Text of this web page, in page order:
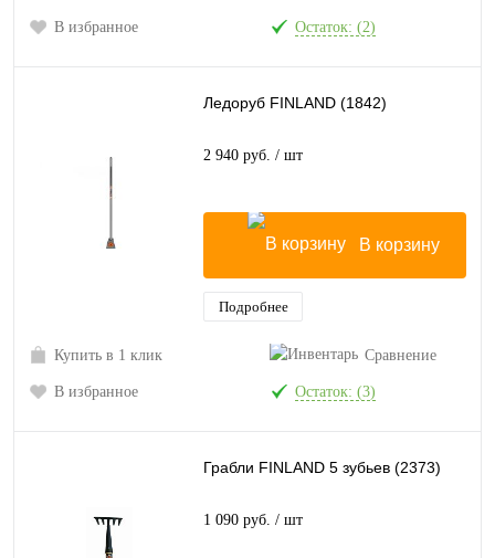
В избранное Остаток: (2)
Ледоруб FINLAND (1842)
2 940 руб. / шт
В корзину
Подробнее
Купить в 1 клик Сравнение
В избранное Остаток: (3)
Грабли FINLAND 5 зубьев (2373)
1 090 руб. / шт